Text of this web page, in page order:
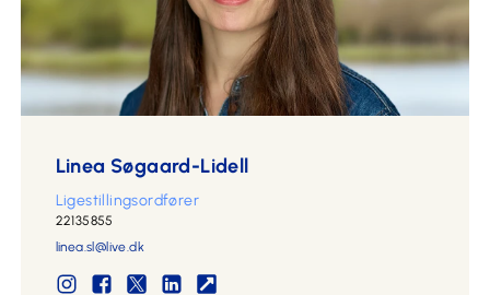
Linea Søgaard-Lidell
Ligestillingsordfører
22135855
linea.sl@live.dk